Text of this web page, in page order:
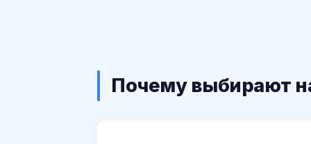
Почему выбирают